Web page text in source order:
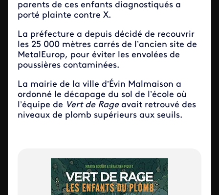
parents de ces enfants diagnostiqués a
porté plainte contre X.
La préfecture a depuis décidé de recouvrir
les 25 000 mètres carrés de l’ancien site de
MetalEurop, pour éviter les envolées de
poussières contaminées.
La mairie de la ville d’Évin Malmaison a
ordonné le décapage du sol de l’école où
l’équipe de Vert de Rageavait retrouvé des
niveaux de plomb supérieurs aux seuils.